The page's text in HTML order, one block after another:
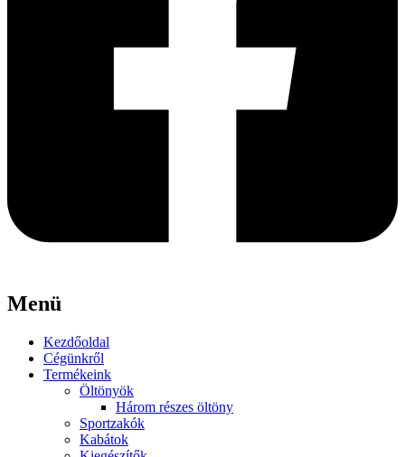
Menü
Kezdőoldal
Cégünkről
Termékeink
Öltönyök
Három részes öltöny
Sportzakók
Kabátok